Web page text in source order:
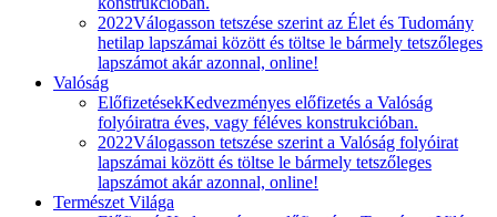
2022Válogasson tetszése szerint az Élet és Tudomány
hetilap lapszámai között és töltse le bármely tetszőleges
lapszámot akár azonnal, online!
Valóság
ElőfizetésekKedvezményes előfizetés a Valóság
folyóiratra éves, vagy féléves konstrukcióban.
2022Válogasson tetszése szerint a Valóság folyóirat
lapszámai között és töltse le bármely tetszőleges
lapszámot akár azonnal, online!
Természet Világa